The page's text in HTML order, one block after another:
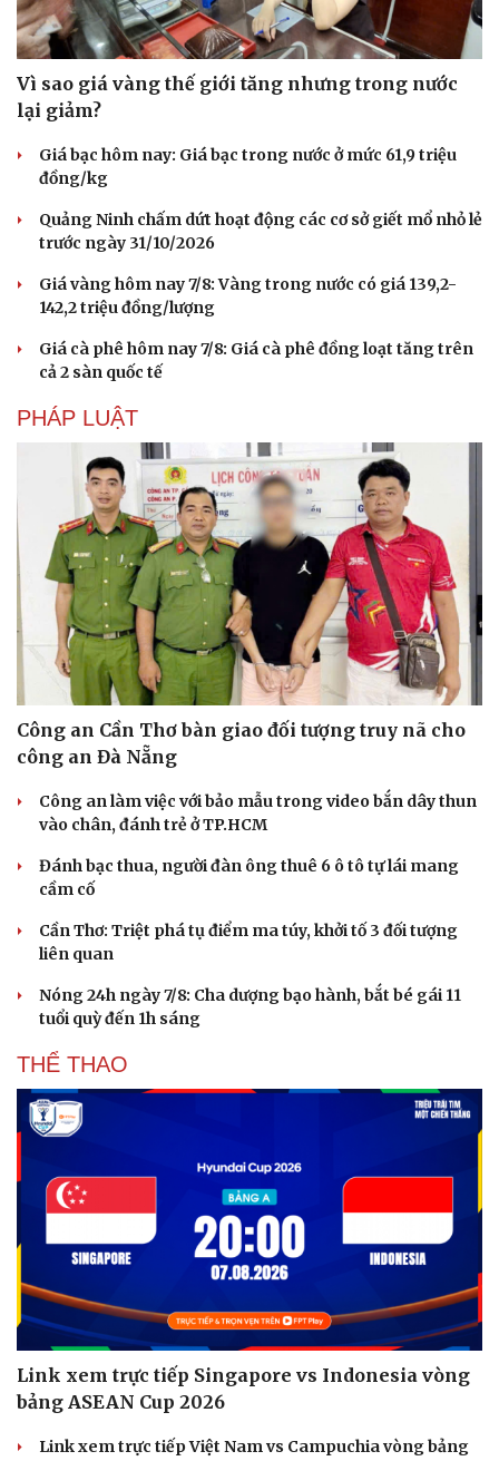
Văn hóa
Sân khấu - Điện ảnh
Âm nhạc
Di sản
Giải trí
Sao Việt
Vì sao giá vàng thế giới tăng nhưng trong nước
lại giảm?
Giá bạc hôm nay: Giá bạc trong nước ở mức 61,9 triệu
đồng/kg
Quảng Ninh chấm dứt hoạt động các cơ sở giết mổ nhỏ lẻ
trước ngày 31/10/2026
Giá vàng hôm nay 7/8: Vàng trong nước có giá 139,2-
142,2 triệu đồng/lượng
Giá cà phê hôm nay 7/8: Giá cà phê đồng loạt tăng trên
cả 2 sàn quốc tế
PHÁP LUẬT
Công an Cần Thơ bàn giao đối tượng truy nã cho
công an Đà Nẵng
Công an làm việc với bảo mẫu trong video bắn dây thun
vào chân, đánh trẻ ở TP.HCM
Đánh bạc thua, người đàn ông thuê 6 ô tô tự lái mang
cầm cố
Cần Thơ: Triệt phá tụ điểm ma túy, khởi tố 3 đối tượng
liên quan
Nóng 24h ngày 7/8: Cha dượng bạo hành, bắt bé gái 11
tuổi quỳ đến 1h sáng
THỂ THAO
Link xem trực tiếp Singapore vs Indonesia vòng
bảng ASEAN Cup 2026
Link xem trực tiếp Việt Nam vs Campuchia vòng bảng